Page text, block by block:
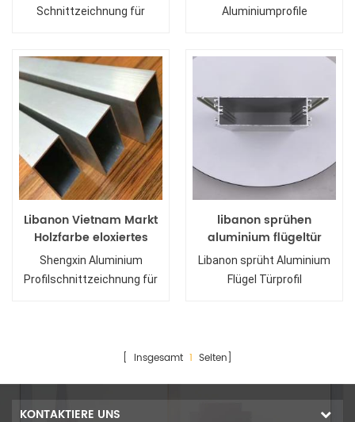
Schnittzeichnung für
Aluminiumprofile
Libanon Vietnam Markt
Holzfarbe eloxiertes
Aluminium Profil für
Schiebefenster
Shengxin Aluminium
Profilschnittzeichnung für
libanon sprühen
aluminium flügeltür
profil ce und iso
Libanon sprüht Aluminium
Flügel Türprofil
[ Insgesamt 1 Seiten]
KONTAKTIERE UNS